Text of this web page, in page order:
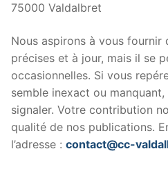
75000 Valdalbret
Nous aspirons à vous fournir
précises et à jour, mais il se
occasionnelles. Si vous
semble inexact ou manquant,
signaler. Votre contribution
qualité de nos publications.
l’adresse : contact@cc-